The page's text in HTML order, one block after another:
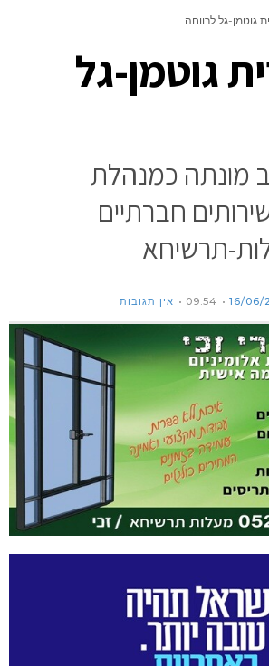
גוטמן-גל לרווחה
גוטמן-גל
מונתה כמנהלת
חברתיים
תרשיחא
16/06/
09:54 אין תגובות